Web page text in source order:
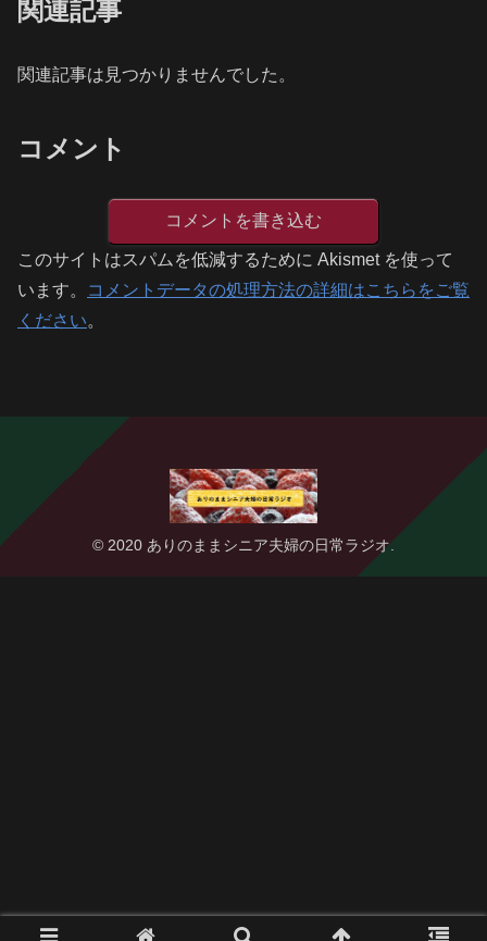
関連記事
関連記事は見つかりませんでした。
コメント
コメントを書き込む
このサイトはスパムを低減するために Akismet を使って
います。
コメントデータの処理方法の詳細はこちらをご覧
ください。
© 2020 ありのままシニア夫婦の日常ラジオ.